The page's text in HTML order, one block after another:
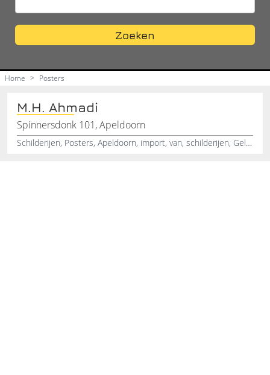
Zoeken
Home > Posters
M.H. Ahmadi
Spinnersdonk 101, Apeldoorn
Schilderijen, Posters, Apeldoorn, import, van, schilderijen, Gelderland